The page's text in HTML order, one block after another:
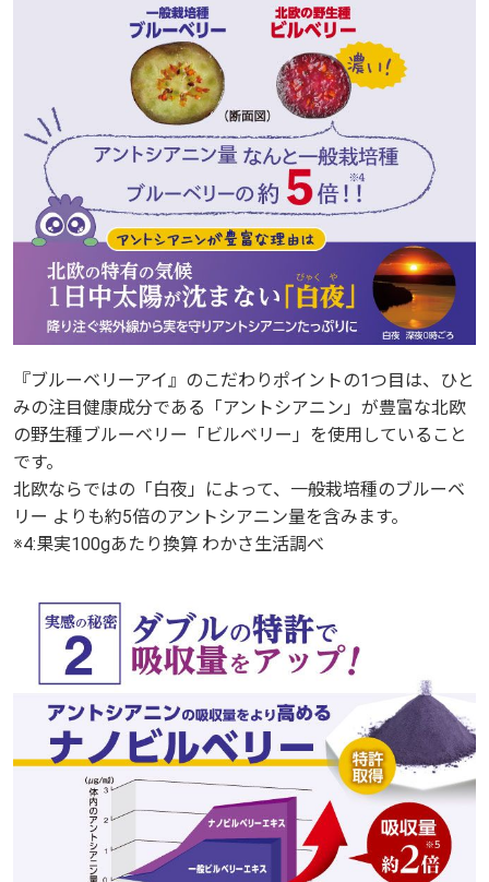
『ブルーベリーアイ』のこだわりポイントの1つ目は、ひと
みの注目健康成分である「アントシアニン」が豊富な北欧
の野生種ブルーベリー「ビルベリー」を使用していること
です。
北欧ならではの「白夜」によって、一般栽培種のブルーベ
リー よりも約5倍のアントシアニン量を含みます。
※4:果実100gあたり換算 わかさ生活調べ